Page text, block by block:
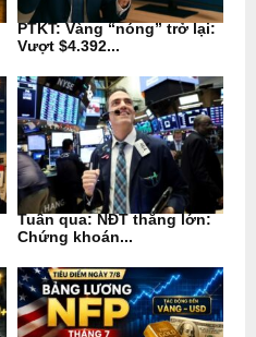
PTKT: Vàng “nóng” trở lại:
Vượt $4.392...
Tuần qua: NĐT thắng lớn:
Chứng khoán...